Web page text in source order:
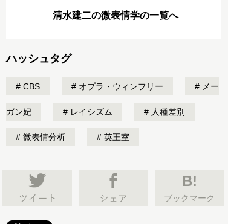
清水建二の微表情学の一覧へ
ハッシュタグ
CBS オプラ・ウィンフリー メー
ガン妃 レイシズム 人種差別
微表情分析 英王室
B!
ブックマーク